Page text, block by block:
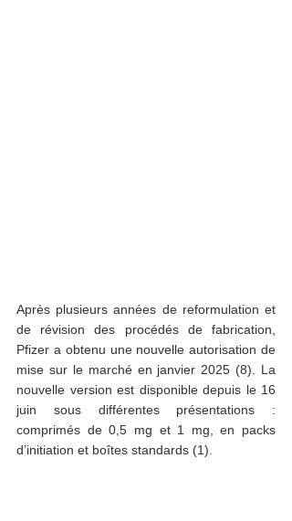
Après plusieurs années de reformulation et
de révision des procédés de fabrication,
Pfizer a obtenu une nouvelle autorisation de
mise sur le marché en janvier 2025 (8). La
nouvelle version est disponible depuis le 16
juin sous différentes présentations :
comprimés de 0,5 mg et 1 mg, en packs
d’initiation et boîtes standards (1).